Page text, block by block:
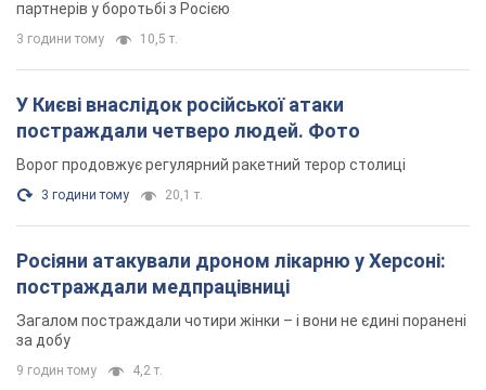
Загалом постраждали чотири жінки – і вони не єдині поранені
за добу
9 годин тому 4,2 т.